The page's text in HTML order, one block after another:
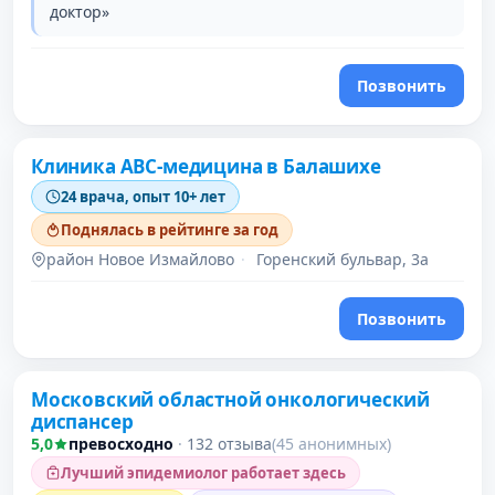
доктор»
Позвонить
Клиника АВС-медицина в Балашихе
24 врача, опыт 10+ лет
Поднялась в рейтинге за год
район Новое Измайлово · Горенский бульвар, 3а
Позвонить
Московский областной онкологический
диспансер
5,0 превосходно · 132 отзыва(45 анонимных)
Лучший эпидемиолог работает здесь